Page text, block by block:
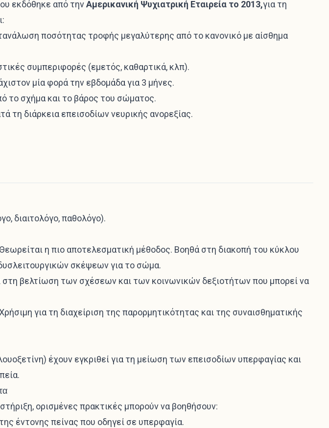
εκδόθηκε από τηνΑμερικανική Ψυχιατρική Εταιρεία το 2013,για τη
ποσότητας τροφής μεγαλύτερης από το κανονικό με αίσθημα
συμπεριφορές (εμετός, καθαρτικά, κλπ).
μία φορά την εβδομάδα για 3 μήνες.
το σχήμα και το βάρος του σώματος.
τη διάρκεια επεισοδίων νευρικής ανορεξίας.
διαιτολόγο, παθολόγο).
Θεωρείται η πιο αποτελεσματική μέθοδος. Βοηθά στη διακοπή του κύκλου
σκέψεων για το σώμα.
στη βελτίωση των σχέσεων και των κοινωνικών δεξιοτήτων που μπορεί να
για τη διαχείριση της παρορμητικότητας και της συναισθηματικής
έχουν εγκριθεί για τη μείωση των επεισοδίων υπερφαγίας και
ορισμένες πρακτικές μπορούν να βοηθήσουν:
έντονης πείνας που οδηγεί σε υπερφαγία.